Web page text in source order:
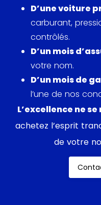
monocoque en
Portfolio est avant
inédite mêlant
Concernant la
automatique à 6
Bénéficiant d’une
actionnable avec
qu’un mode sport,
D’une voiture
carburant,
contrôlés.
D’un mois
votre nom.
D’un mois de
l’une de nos
L’excellence ne
achetez l’esprit
de votre